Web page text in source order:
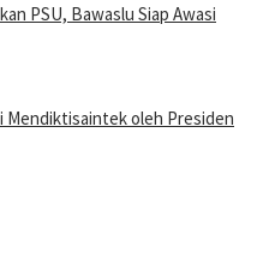
PSU, Bawaslu Siap Awasi
Mendiktisaintek oleh Presiden